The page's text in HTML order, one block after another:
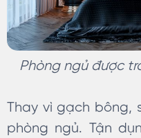
Phòng ngủ được
Thay vì gạch bông,
phòng ngủ. Tận